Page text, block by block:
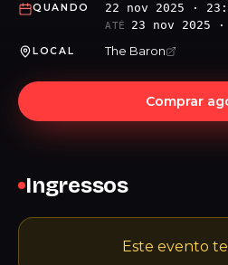
QUANDO 22 nov 2025 ·
ATÉ 23 nov 2025
LOCAL The Baron
Comprar
Ingressos
Este evento